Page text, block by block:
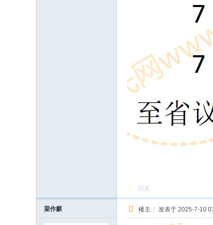
回复
梁作麒 楼主 | 发表于 2025-7-10